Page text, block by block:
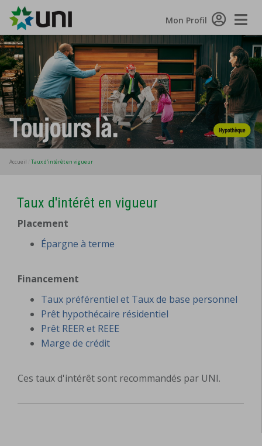
Toggle
Mon Profil
Accueil Taux d'intérêt en vigueur
Taux d'intérêt en vigueur
Placement
Épargne à terme
Financement
Taux préférentiel et Taux de base personnel
Prêt hypothécaire résidentiel
Prêt REER et REEE
Marge de crédit
Ces taux d'intérêt sont recommandés par UNI.